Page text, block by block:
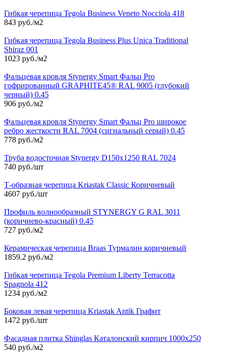
Гибкая черепица Tegola Business Veneto Nocciola 418
843 руб./м2
Гибкая черепица Tegola Business Plus Unica Traditional
Shiraz 001
1023 руб./м2
Фальцевая кровля Stynergy Smart Фальц Pro
гофрированный GRAPHITE45® RAL 9005 (глубокий
черный) 0.45
906 руб./м2
Фальцевая кровля Stynergy Smart Фальц Pro широкое
ребро жесткости RAL 7004 (сигнальный серый) 0.45
778 руб./м2
Труба водосточная Stynergy D150х1250 RAL 7024
740 руб./шт
Т-образная черепица Kriastak Classic Коричневый
4607 руб./шт
Профиль волнообразный STYNERGY G RAL 3011
(коричнево-красный) 0.45
727 руб./м2
Керамическая черепица Braas Турмалин коричневый
1859.2 руб./м2
Гибкая черепица Tegola Premium Liberty Terracotta
Spagnola 412
1234 руб./м2
Боковая левая черепица Kriastak Antik Графит
1472 руб./шт
Фасадная плитка Shinglas Каталонский кирпич 1000х250
540 руб./м2